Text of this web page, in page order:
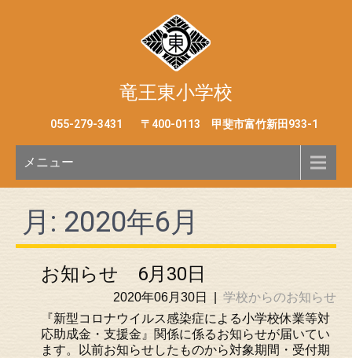
竜王東小学校
055-279-3431 〒400-0113 甲斐市富竹新田933-1
メニュー
月: 2020年6月
お知らせ 6月30日
2020年06月30日
学校からのお知らせ
『新型コロナウイルス感染症による小学校休業等対
応助成金・支援金』関係に係るお知らせが届いてい
ます。以前お知らせしたものから対象期間・受付期